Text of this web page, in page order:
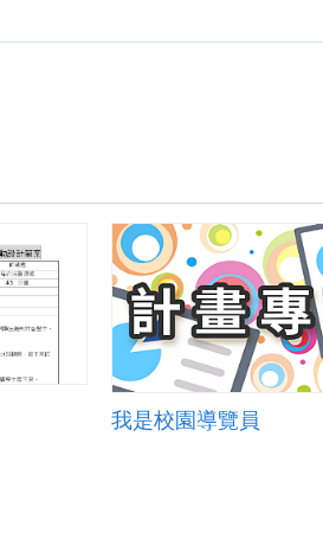
我是校園導覽員